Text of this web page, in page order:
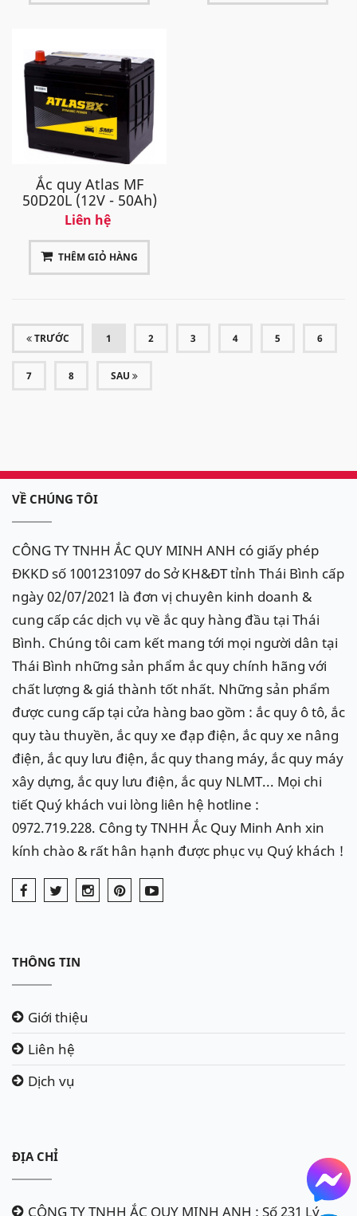
Ắc quy Atlas MF
50D20L (12V - 50Ah)
Liên hệ
THÊM GIỎ HÀNG
TRƯỚC 1 (CURRENT)
2 3 4 5 6
7 8 SAU
VỀ CHÚNG TÔI
CÔNG TY TNHH ẮC QUY MINH ANH có giấy phép
ĐKKD số 1001231097 do Sở KH&ĐT tỉnh Thái Bình cấp
ngày 02/07/2021 là đơn vị chuyên kinh doanh &
cung cấp các dịch vụ về ắc quy hàng đầu tại Thái
Bình. Chúng tôi cam kết mang tới mọi người dân tại
Thái Bình những sản phẩm ắc quy chính hãng với
chất lượng & giá thành tốt nhất. Những sản phẩm
được cung cấp tại cửa hàng bao gồm : ắc quy ô tô, ắc
quy tàu thuyền, ắc quy xe đạp điện, ắc quy xe nâng
điện, ắc quy lưu điện, ắc quy thang máy, ắc quy máy
xây dựng, ắc quy lưu điện, ắc quy NLMT... Mọi chi
tiết Quý khách vui lòng liên hệ hotline :
0972.719.228. Công ty TNHH Ắc Quy Minh Anh xin
kính chào & rất hân hạnh được phục vụ Quý khách !
THÔNG TIN
Giới thiệu
Liên hệ
Dịch vụ
ĐỊA CHỈ
CÔNG TY TNHH ẮC QUY MINH ANH : Số 231 Lý